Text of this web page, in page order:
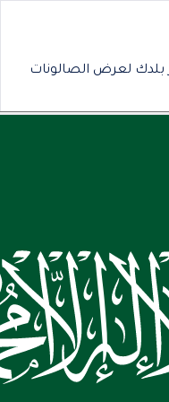
بلدك لعرض الصالونات